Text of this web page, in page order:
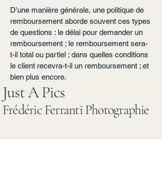
D'une manière générale, une politique de
remboursement aborde souvent ces types
de questions : le délai pour demander un
remboursement ; le remboursement sera-
t-il total ou partiel ; dans quelles conditions
le client recevra-t-il un remboursement ; et
bien plus encore.
Just A Pics
Frédéric Ferranti Photographie